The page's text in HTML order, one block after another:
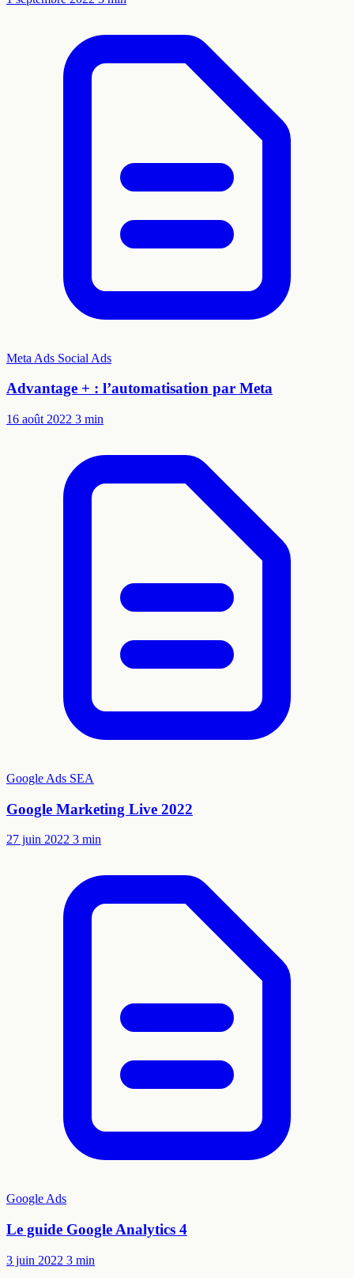
Meta Ads Social Ads
Advantage + : l’automatisation par Meta
16 août 2022 3 min
Google Ads SEA
Google Marketing Live 2022
27 juin 2022 3 min
Google Ads
Le guide Google Analytics 4
3 juin 2022 3 min